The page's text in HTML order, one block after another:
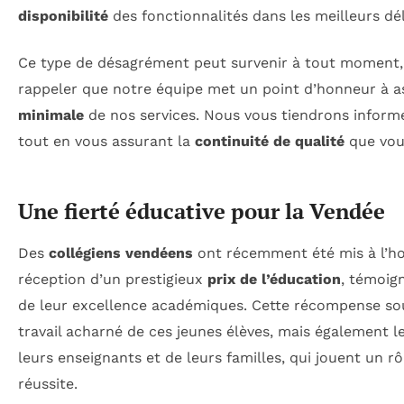
disponibilité des fonctionnalités dans les meilleurs
Ce type de désagrément peut survenir à tout
rappeler que notre équipe met un point d’honneur à
minimale de nos services. Nous vous tiendrons
tout en vous assurant la continuité de qualité que
Une fierté éducative pour la Vendée
Des collégiens vendéens ont récemment été mis à
réception d’un prestigieux prix de l’éducation,
de leur excellence académiques. Cette récompense
travail acharné de ces jeunes élèves, mais également
leurs enseignants et de leurs familles, qui jouent un
réussite.